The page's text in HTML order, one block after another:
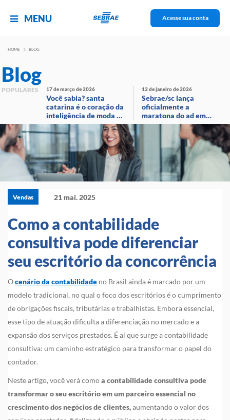
MENU Acesse sua conta
HOME BLOG
Blog
POPULARES 17 de março de 2026
Você sabia? santa
catarina é o coração da
inteligência de moda no
brasil!
12 de janeiro de 2026
Sebrae/sc lança
oficialmente a
maratona do ad em
evento com
transmissão ao vivo
Vendas 21 mai. 2025
Como a contabilidade
consultiva pode diferenciar
seu escritório da concorrência
Ocenário da contabilidade no Brasil ainda é marcado por um
modelo tradicional, no qual o foco dos escritórios é o cumprimento
de obrigações fiscais, tributárias e trabalhistas. Embora essencial,
esse tipo de atuação dificulta a diferenciação no mercado e a
expansão dos serviços prestados. É aí que surge a contabilidade
consultiva: um caminho estratégico para transformar o papel do
contador.
Neste artigo, você verá comoa contabilidade consultiva pode
transformar o seu escritório em um parceiro essencial no
crescimento dos negócios de clientes,aumentando o valor dos